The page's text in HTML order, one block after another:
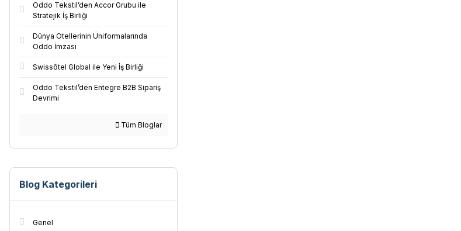
Oddo Tekstil’den Accor Grubu ile
Stratejik İş Birliği
Dünya Otellerinin Üniformalarında
Oddo İmzası
Swissôtel Global ile Yeni İş Birliği
Oddo Tekstil’den Entegre B2B Sipariş
Devrimi
Tüm Bloglar
Blog Kategorileri
Genel